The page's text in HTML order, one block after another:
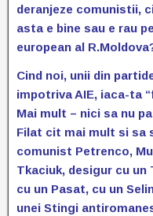
deranjeze comunistii,
asta e bine sau e rau
european al
Cind noi, unii din
impotriva AIE, iaca-ta
Mai mult – nici sa nu
Filat cit mai mult si sa
comunist Petrenco,
Tkaciuk, desigur cu un
cu un Pasat, cu un
unei Stingi